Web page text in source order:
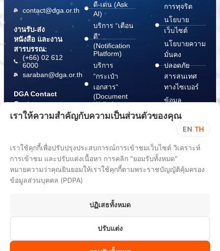
contact@dga.or.th
งานรับ-ส่ง
หนังสือ และงาน
สารบรรณ:
(+66) 02 612
6000
saraban@dga.or.th
DGA Contact
Center:
(+66) 02 612
6060
ดี-เด่น (Ask
AI)
บริการ “เตือน
ดี”
(Notification
Platform)
บริการ
“กระเป๋า
เอกสาร”
(Document
Wallet)
การทุจริต
นโยบาย
เว็บไซต์
นโยบายความ
มั่นคง
ปลอดภัย
สารสนเทศ
ทางไซเบอร์
ข้อมูล
ปฏิบัติตาม
พ.ร.บ. การ
ปฏิบัติราชการ
ทาง
อิเล็กทรอนิกส์
พ.ศ. 2565
All rights reserved 2025. Digital Government Development Agency
เราให้ความสำคัญกับความเป็นส่วนตัวของคุณ
EN TH
เราใช้คุกกี้เพื่อปรับปรุงประสบการณ์การเข้าชมเว็บไซต์ วิเคราะห์
การเข้าชม และปรับแต่งเนื้อหา การคลิก "ยอมรับทั้งหมด"
หมายความว่าคุณยินยอมให้เราใช้คุกกี้ตามพระราชบัญญัติคุ้มครอง
ข้อมูลส่วนบุคคล (PDPA)
ปฏิเสธทั้งหมด
ปรับแต่ง